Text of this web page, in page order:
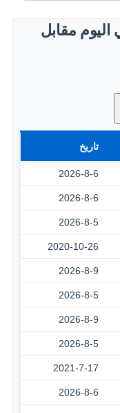
مقابل
تاريخ
2026-8-6
2026-8-6
2026-8-5
2020-10-26
2026-8-9
2026-8-5
2026-8-9
2026-8-5
2021-7-17
2026-8-6